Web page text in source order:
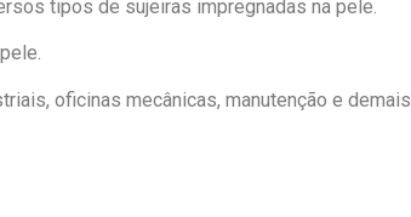
tipos de sujeiras impregnadas na pele.
oficinas mecânicas, manutenção e demais